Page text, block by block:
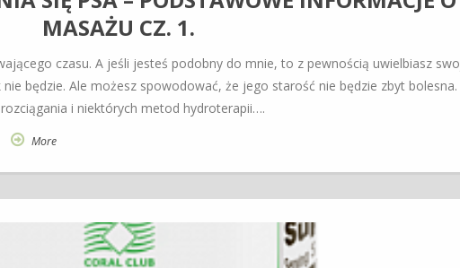
MASAŻU CZ. 1.
czasu. A jeśli jesteś podobny do mnie, to z pewnością uwielbiasz
nie będzie. Ale możesz spowodować, że jego starość nie będzie zbyt bolesna.
i niektórych metod hydroterapii….
More